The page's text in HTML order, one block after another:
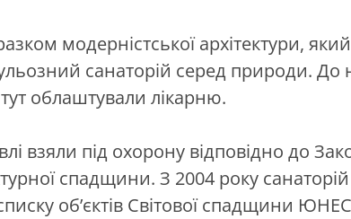
модерністської архітектури,
санаторій серед природи. До
облаштували лікарню.
взяли під охорону відповідно до
спадщини. З 2004 року
об’єктів Світової спадщини